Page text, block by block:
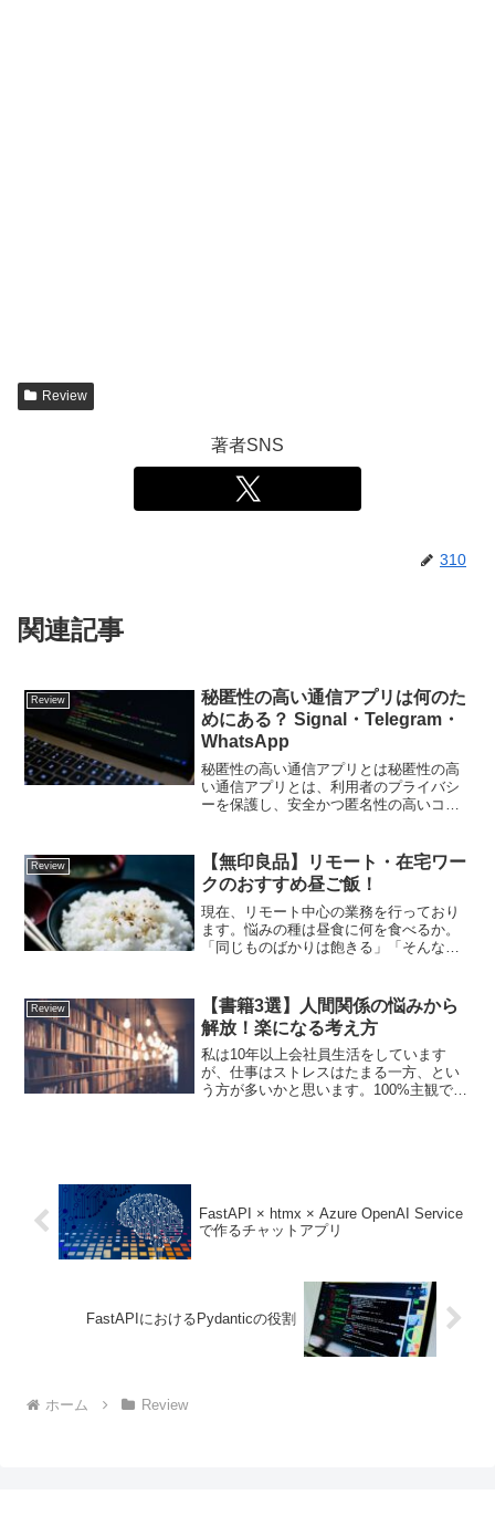
Review
著者SNS
310
関連記事
Review
秘匿性の高い通信アプリは何のた
めにある？ Signal・Telegram・
WhatsApp
秘匿性の高い通信アプリとは秘匿性の高
い通信アプリとは、利用者のプライバシ
ーを保護し、安全かつ匿名性の高いコミ
人情報や通信内容が第三者に漏洩しない
よう、強力な暗号化技術や...
Review
【無印良品】リモート・在宅ワー
クのおすすめ昼ご飯！
現在、リモート中心の業務を行っており
ます。悩みの種は昼食に何を食べるか。
「同じものばかりは飽きる」「そんなに
はないでしょうか？そんな方々へ、おす
すめの無印良品の商品があ...
Review
【書籍3選】人間関係の悩みから
解放！楽になる考え方
私は10年以上会社員生活をしています
が、仕事はストレスはたまる一方、とい
う方が多いかと思います。100%主観です
FastAPI × htmx × Azure OpenAI Service
で作るチャットアプリ
FastAPIにおけるPydanticの役割
ホーム Review